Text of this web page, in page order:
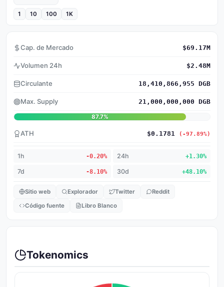
1 10 100 1K
Cap. de Mercado $69.17M
Volumen 24h $2.48M
Circulante 18,410,866,955 DGB
Max. Supply 21,000,000,000 DGB
87.7%
ATH $0.1781 (-97.89%)
1h -0.20% 24h +1.30%
7d -8.10% 30d +48.10%
Sitio web Explorador Twitter
Reddit
Código fuente
Libro Blanco
Tokenomics